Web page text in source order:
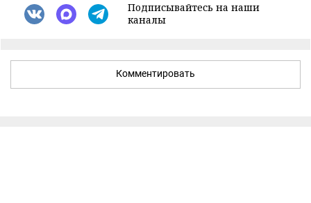
Подписывайтесь на наши
каналы
Комментировать